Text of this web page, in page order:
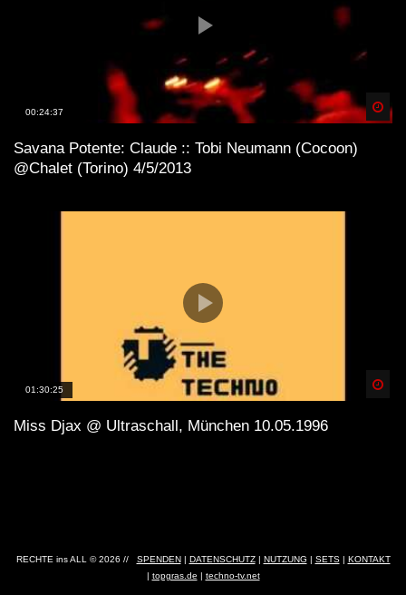
00:24:37
Savana Potente: Claude :: Tobi Neumann (Cocoon)
@Chalet (Torino) 4/5/2013
01:30:25
Miss Djax @ Ultraschall, München 10.05.1996
RECHTE ins ALL © 2026 // SPENDEN| DATENSCHUTZ| NUTZUNG | SETS| KONTAKT
| topgras.de | techno-tv.net